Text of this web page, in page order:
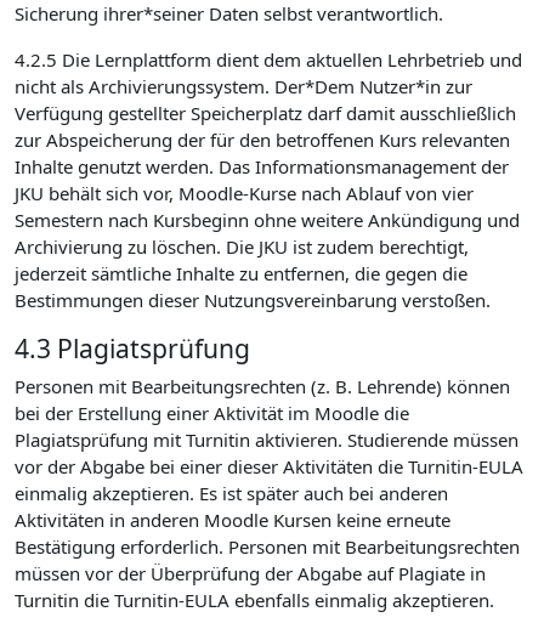
Sicherung ihrer*seiner Daten selbst verantwortlich.
4.2.5 Die Lernplattform dient dem aktuellen Lehrbetrieb und
nicht als Archivierungssystem. Der*Dem Nutzer*in zur
Verfügung gestellter Speicherplatz darf damit ausschließlich
zur Abspeicherung der für den betroffenen Kurs relevanten
Inhalte genutzt werden. Das Informationsmanagement der
JKU behält sich vor, Moodle-Kurse nach Ablauf von vier
Semestern nach Kursbeginn ohne weitere Ankündigung und
Archivierung zu löschen. Die JKU ist zudem berechtigt,
jederzeit sämtliche Inhalte zu entfernen, die gegen die
Bestimmungen dieser Nutzungsvereinbarung verstoßen.
4.3 Plagiatsprüfung
Personen mit Bearbeitungsrechten (z. B. Lehrende) können
bei der Erstellung einer Aktivität im Moodle die
Plagiatsprüfung mit Turnitin aktivieren. Studierende müssen
vor der Abgabe bei einer dieser Aktivitäten die Turnitin-EULA
einmalig akzeptieren. Es ist später auch bei anderen
Aktivitäten in anderen Moodle Kursen keine erneute
Bestätigung erforderlich. Personen mit Bearbeitungsrechten
müssen vor der Überprüfung der Abgabe auf Plagiate in
Turnitin die Turnitin-EULA ebenfalls einmalig akzeptieren.